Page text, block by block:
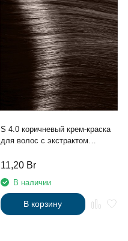
S 4.0 коричневый крем-краска
для волос с экстрактом
протеинами линии Studio
11,20 Br
В наличии
В корзину